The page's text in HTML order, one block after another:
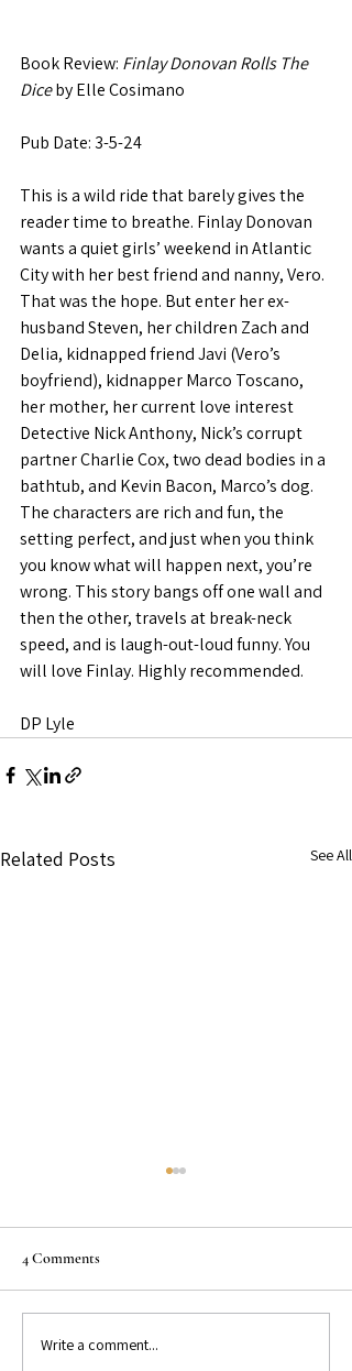
Book Review: Finlay Donovan Rolls The
Dice by Elle Cosimano
Pub Date: 3-5-24
This is a wild ride that barely gives the
reader time to breathe. Finlay Donovan
wants a quiet girls’ weekend in Atlantic
City with her best friend and nanny, Vero.
That was the hope. But enter her ex-
husband Steven, her children Zach and
Delia, kidnapped friend Javi (Vero’s
boyfriend), kidnapper Marco Toscano,
her mother, her current love interest
Detective Nick Anthony, Nick’s corrupt
partner Charlie Cox, two dead bodies in a
bathtub, and Kevin Bacon, Marco’s dog.
The characters are rich and fun, the
setting perfect, and just when you think
you know what will happen next, you’re
wrong. This story bangs off one wall and
then the other, travels at break-neck
speed, and is laugh-out-loud funny. You
will love Finlay. Highly recommended.
DP Lyle
Related Posts See All
GET TO KNOW: Bestselling
4 Comments
Write a comment...